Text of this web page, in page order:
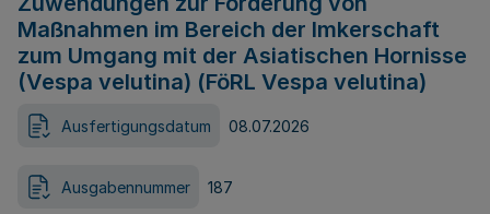
Maßnahmen im Bereich der Imkerschaft
zum Umgang mit der Asiatischen Hornisse
(Vespa velutina) (FöRL Vespa velutina)
Ausfertigungsdatum 08.07.2026
Ausgabennummer 187